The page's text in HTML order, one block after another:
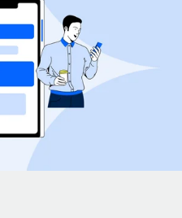
von
HR-Aufgaben
für wachsende
um Teams zu
Währungen und
Freelancer:innen